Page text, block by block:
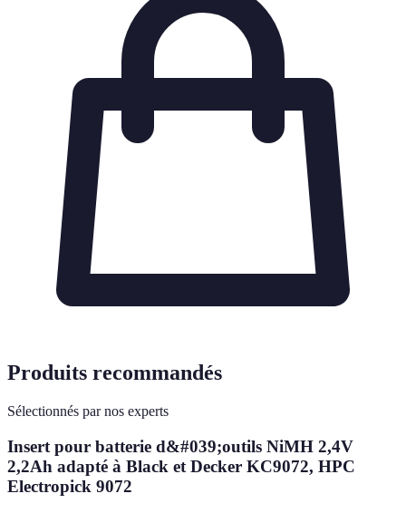
Produits recommandés
Sélectionnés par nos experts
Insert pour batterie d&#039;outils NiMH 2,4V
2,2Ah adapté à Black et Decker KC9072, HPC
Electropick 9072